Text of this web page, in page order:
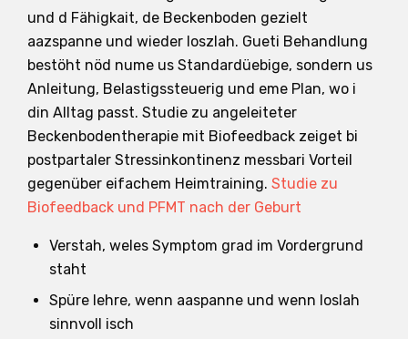
und d Fähigkait, de Beckenboden gezielt
aazspanne und wieder loszlah. Gueti Behandlung
bestöht nöd nume us Standardüebige, sondern us
Anleitung, Belastigssteuerig und eme Plan, wo i
din Alltag passt. Studie zu angeleiteter
Beckenbodentherapie mit Biofeedback zeiget bi
postpartaler Stressinkontinenz messbari Vorteil
gegenüber eifachem Heimtraining. Studie zu
Biofeedback und PFMT nach der Geburt
Verstah, weles Symptom grad im Vordergrund
staht
Spüre lehre, wenn aaspanne und wenn loslah
sinnvoll isch